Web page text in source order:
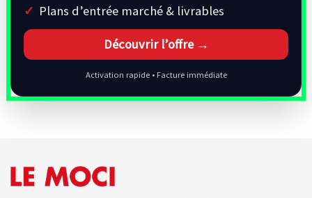
Plans d’entrée marché & livrables
Découvrir l’offre →
Activation rapide • Facture immédiate